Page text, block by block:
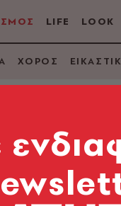
LIFE LOOK
ΧΟΡΟΣ